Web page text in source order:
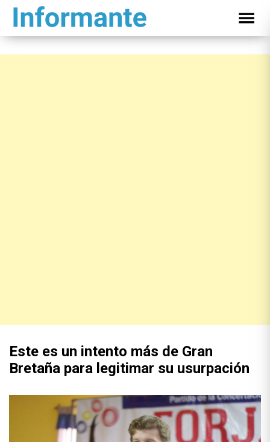
Este es un intento más de Gran
Bretaña para legitimar su usurpación